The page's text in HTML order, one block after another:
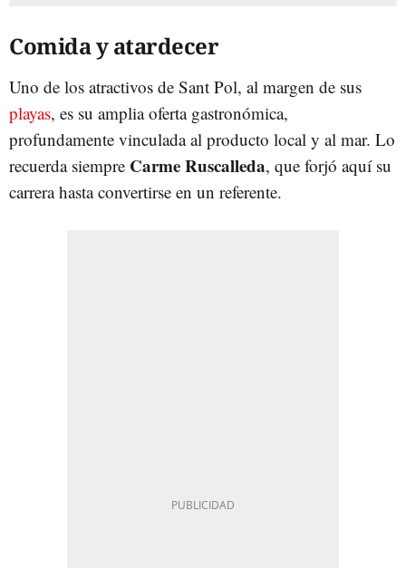
Comida y atardecer
Uno de los atractivos de Sant Pol, al margen de sus
playas, es su amplia oferta gastronómica,
profundamente vinculada al producto local y al mar. Lo
recuerda siempre Carme Ruscalleda, que forjó aquí su
carrera hasta convertirse en un referente.